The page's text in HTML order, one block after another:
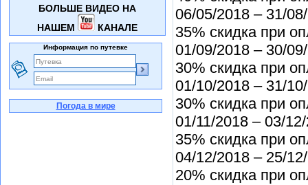
06/05/2018 – 31/
35% скидка при
01/09/2018 – 30/
30% скидка при
01/10/2018 – 31/
30% скидка при
01/11/2018 – 03/
35% скидка при
04/12/2018 – 25/
20% скидка при
БОЛЬШЕ ВИДЕО НА
НАШЕМ
КАНАЛЕ
Информация по путевке
Погода в мире